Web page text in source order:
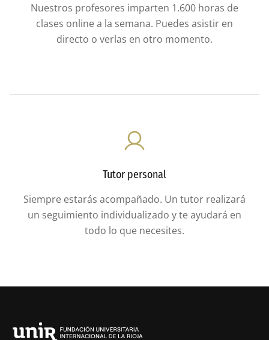
Nuestros profesores imparten 1.600 horas de
clases online a la semana. Puedes asistir en
directo o verlas en otro momento.
Tutor personal
Siempre estarás acompañado. Un tutor realizará
un seguimiento individualizado y te ayudará en
todo lo que necesites.